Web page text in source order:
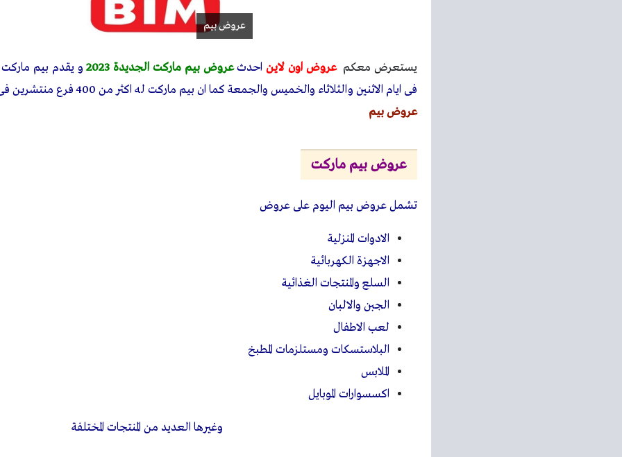
عروض بيم
يستعرض معكمعروض اون لاين احدثعروض بيم ماركت الجديدة 2023
و يقدم بيم
فى ايام الاثنين والثلاثاء والخميس والجمعة كما ان بيم ماركت له اكثر من 400 فرع منتشرين فى جميع محافظات مصر
عروض بيم
عروض بيم ماركت
تشمل عروض بيم اليوم على عروض
الادوات المنزلية
الاجهزة الكهربائية
السلع والمنتجات الغذائية
الجبن والالبان
لعب الاطفال
البلاستسكات ومستلزمات المطبخ
الملابس
اكسسوارات الموبايل
وغيرها العديد من المنتجات المختلفة